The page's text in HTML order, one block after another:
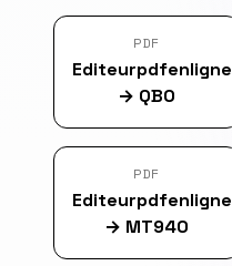
PDF
Editeurpdfenligne
→ QBO
PDF
Editeurpdfenligne
→ MT940